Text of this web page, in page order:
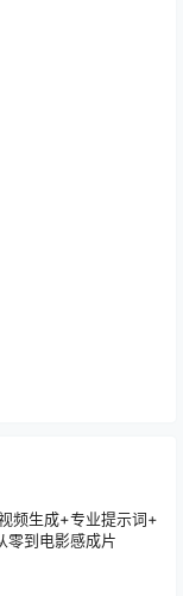
频生成+专业提示词+
到电影感成片